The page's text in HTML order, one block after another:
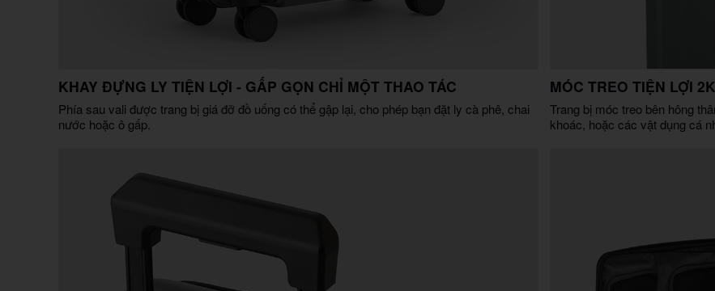
KHAY ĐỰNG LY TIỆN LỢI - GẤP GỌN CHỈ MỘT THAO TÁC
Phía sau vali được trang bị giá đỡ đồ uống có thể gập lại, cho phép bạn đặt ly cà phê, chai
nước hoặc ô gấp.
MÓC TREO TIỆN LỢI
Trang bị móc treo bên hông
khoác, hoặc các vật dụng cá